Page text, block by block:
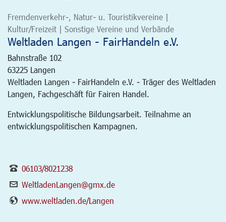
Fremdenverkehr-, Natur- u. Touristikvereine |
Kultur/Freizeit | Sonstige Vereine und Verbände
Weltladen Langen - FairHandeln e.V.
Bahnstraße 102
63225 Langen
Weltladen Langen - FairHandeln e.V. - Träger des Weltladen
Langen, Fachgeschäft für Fairen Handel.
Entwicklungspolitische Bildungsarbeit. Teilnahme an
entwicklungspolitischen Kampagnen.
06103/8021238
WeltladenLangen@gmx.de
www.weltladen.de/Langen